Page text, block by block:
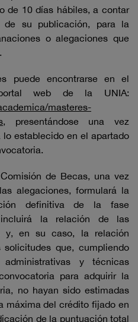
de 10 días hábiles, a contar
su publicación, para la
o alegaciones que
puede encontrarse en el
web de la UNIA:
masteres-
, presentándose una vez
establecido en el apartado
de Becas, una vez
alegaciones, formulará la
definitiva de la fase
incluirá la relación de las
y, en su caso, la relación
que, cumpliendo
y técnicas
para adquirir la
no hayan sido estimadas
máxima del crédito fijado en
de la puntuación total